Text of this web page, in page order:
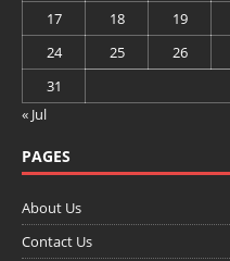
17
18 19
24
25 26
31
« Jul
PAGES
About Us
Contact Us